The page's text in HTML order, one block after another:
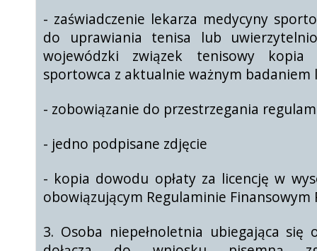
- zaświadczenie lekarza medycyny
do uprawiania tenisa lub
wojewódzki związek tenisowy
sportowca z aktualnie ważnym badaniem
- zobowiązanie do przestrzegania
- jedno podpisane zdjęcie
- kopia dowodu opłaty za licencję w
obowiązującym Regulaminie Finansowym
3. Osoba niepełnoletnia ubiegająca się